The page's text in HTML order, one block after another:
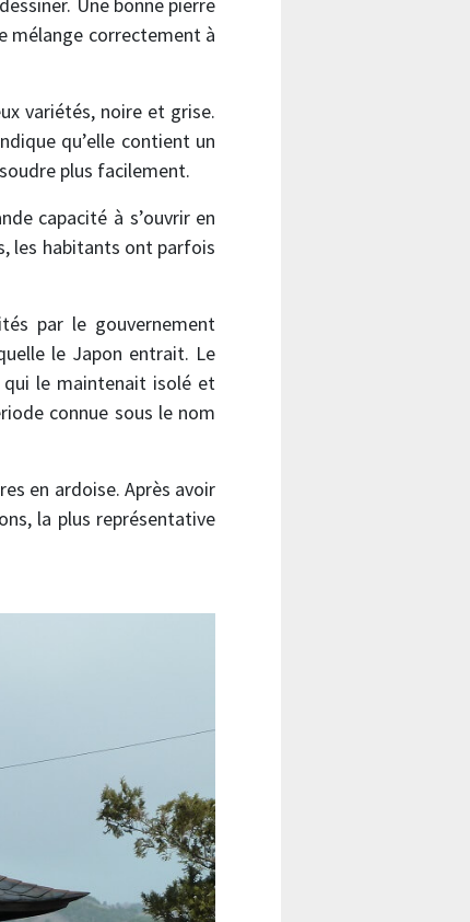
mélange correctement à
variétés, noire et grise.
qu’elle contient un
plus facilement.
capacité à s’ouvrir en
les habitants ont parfois
par le gouvernement
le Japon entrait. Le
le maintenait isolé et
connue sous le nom
en ardoise. Après avoir
la plus représentative